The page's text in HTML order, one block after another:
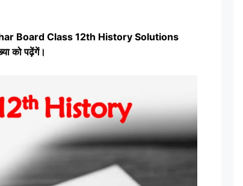
Board Class 12th History Solutions
को पढ़ेंगें।